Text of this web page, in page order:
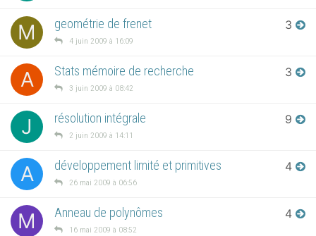
M geométrie de frenet
4 juin 2009 à 16:09
3
A Stats mémoire de recherche
3 juin 2009 à 08:42
3
J résolution intégrale
2 juin 2009 à 14:11
9
A développement limité et primitives
26 mai 2009 à 06:56
4
M Anneau de polynômes
16 mai 2009 à 08:52
4